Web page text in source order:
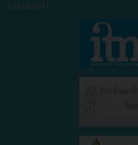
COLLEGATI